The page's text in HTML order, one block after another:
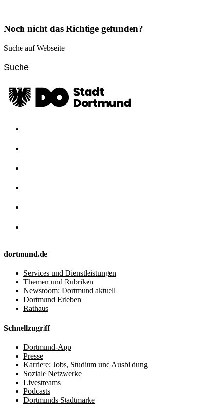
Noch nicht das Richtige gefunden?
Suche auf Webseite
dortmund.de
Services und Dienstleistungen
Themen und Rubriken
Newsroom: Dortmund aktuell
Dortmund Erleben
Rathaus
Schnellzugriff
Dortmund-App
Presse
Karriere: Jobs, Studium und Ausbildung
Soziale Netzwerke
Livestreams
Podcasts
Dortmunds Stadtmarke